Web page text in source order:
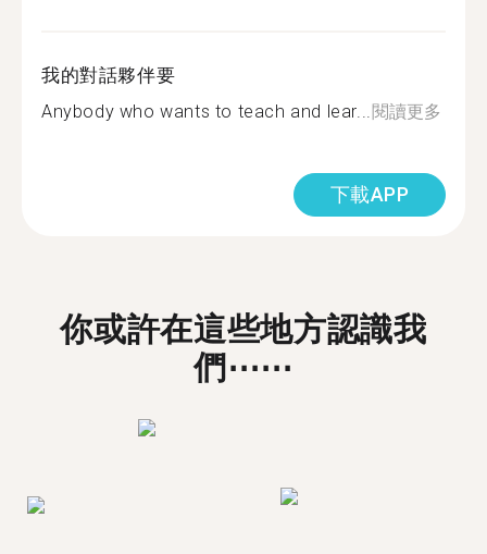
我的對話夥伴要
Anybody who wants to teach and lear...閱讀更多
下載APP
你或許在這些地方認識我
們⋯⋯